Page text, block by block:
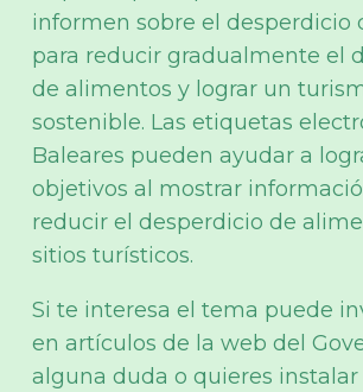
informen sobre el desperdicio
para reducir gradualmente el
de alimentos y lograr un
sostenible. Las etiquetas
Baleares pueden ayudar a
objetivos al mostrar
reducir el desperdicio de
sitios turísticos.
Si te interesa el tema puede
en artículos de la web del
alguna duda o quieres